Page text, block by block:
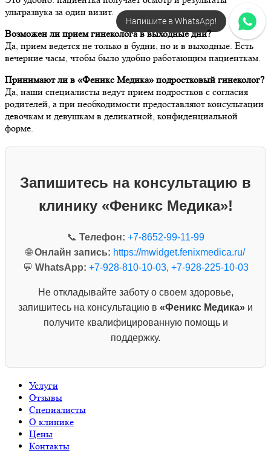
ультразвука за один визит.
Возможен ли прием гинеколога в выходные дни?
Да, прием ведется не только в будни, но и в выходные. Есть
вечерние часы, чтобы было удобно работающим пациенткам.
Принимают ли в «Феникс Медика» подростковый гинеколог?
Да, наши специалисты ведут прием подростков с согласия
родителей, а при необходимости предоставляют консультации
девочкам и девушкам в деликатной, конфиденциальной
форме.
Запишитесь на консультацию в
клинику «Феникс Медика»!
📞 Телефон: +7-8652-99-11-99
🌐Онлайн запись: https://mwidget.fenixmedica.ru/
💬 WhatsApp: +7-928-810-10-03, +7-928-225-10-03
Не откладывайте заботу о своем здоровье,
запишитесь на консультацию в «Феникс Медика» и
получите квалифицированную помощь и
поддержку.
Услуги
Отзывы
Специалисты
О клинике
Цены
Контакты
Напишите в WhatsApp!